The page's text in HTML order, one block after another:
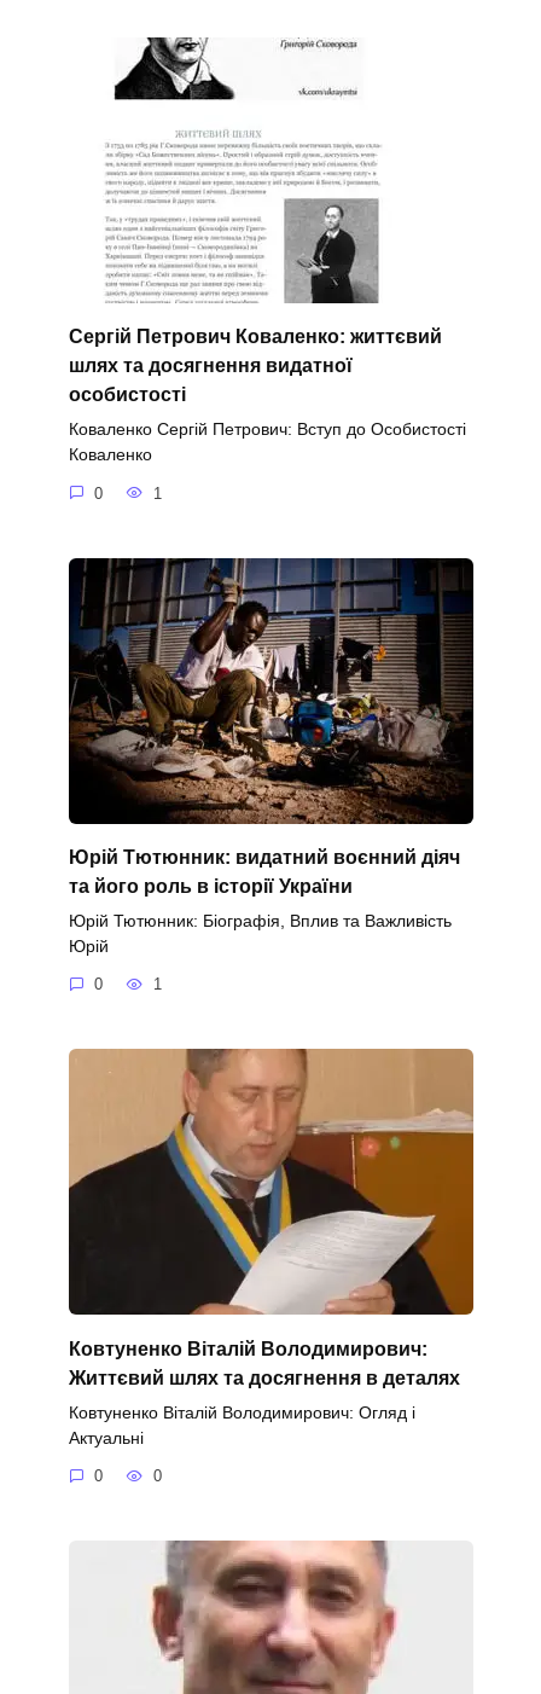
Сергій Петрович Коваленко: життєвий
шлях та досягнення видатної
особистості
Коваленко Сергій Петрович: Вступ до Особистості
Коваленко
0 1
Юрій Тютюнник: видатний воєнний діяч
та його роль в історії України
Юрій Тютюнник: Біографія, Вплив та Важливість
Юрій
0 1
Ковтуненко Віталій Володимирович:
Життєвий шлях та досягнення в деталях
Ковтуненко Віталій Володимирович: Огляд і
Актуальні
0 0